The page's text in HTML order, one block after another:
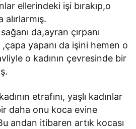
ellerindeki işi bırakıp,o
alırlarmış.
da,ayran çırpanı
,çapa yapanı da işini hemen o
o kadının çevresinde bir
etrafını, yaşlı kadınlar
daha onu koca evine
andan itibaren artık kocası